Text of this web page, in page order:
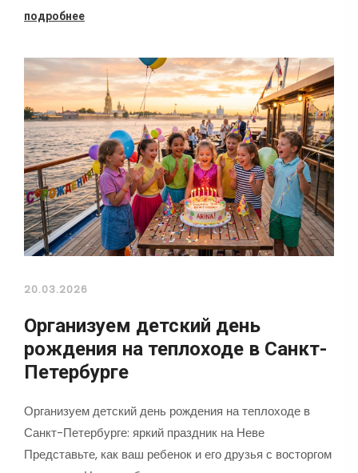
подробнее
20.03.2026
Организуем детский день
рождения на теплоходе в Санкт-
Петербурге
Организуем детский день рождения на теплоходе в
Санкт-Петербурге: яркий праздник на Неве
Представьте, как ваш ребенок и его друзья с восторгом